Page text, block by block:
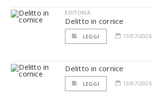
EDITORIA
Delitto in cornice
LEGGI 13/07/2026
Delitto in cornice
LEGGI 13/07/2026